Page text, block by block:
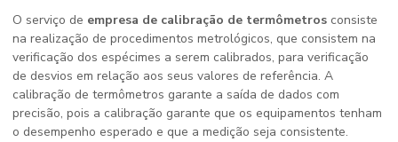
O serviço de empresa de calibração de termômetros consiste
na realização de procedimentos metrológicos, que consistem na
verificação dos espécimes a serem calibrados, para verificação
de desvios em relação aos seus valores de referência. A
calibração de termômetros garante a saída de dados com
precisão, pois a calibração garante que os equipamentos tenham
o desempenho esperado e que a medição seja consistente.